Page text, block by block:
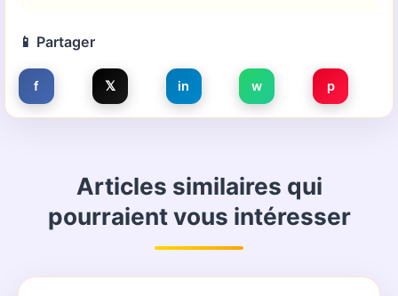
📱 Partager
f 𝕏 in w p
Articles similaires qui
pourraient vous intéresser